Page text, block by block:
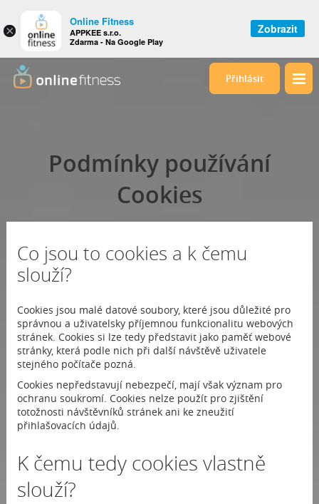
Přihlásit
Podmínky používání
Cookies
Co jsou to cookies a k čemu
slouží?
Cookies jsou malé datové soubory, které jsou důležité pro
správnou a uživatelsky příjemnou funkcionalitu webových
stránek. Cookies si lze tedy představit jako paměť webové
stránky, která podle nich při další návštěvě uživatele
stejného počítače pozná.
Cookies nepředstavují nebezpečí, mají však význam pro
ochranu soukromí. Cookies nelze použít pro zjištění
totožnosti návštěvníků stránek ani ke zneužití
přihlašovacích údajů.
K čemu tedy cookies vlastně
slouží?
×
Online Fitness
APPKEE s.r.o.
Zdarma - Na Google Play
Zobrazit